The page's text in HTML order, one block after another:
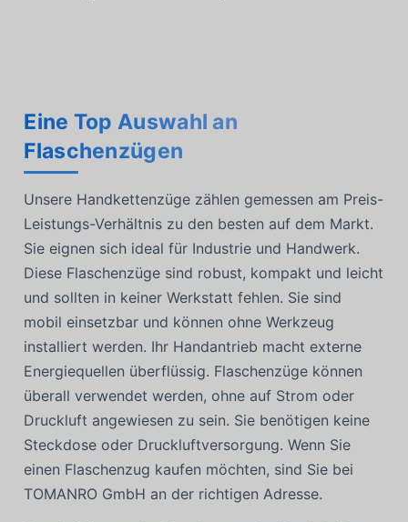
Eine Top Auswahl an
Flaschenzügen
Unsere Handkettenzüge zählen gemessen am Preis-
Leistungs-Verhältnis zu den besten auf dem Markt.
Sie eignen sich ideal für Industrie und Handwerk.
Diese Flaschenzüge sind robust, kompakt und leicht
und sollten in keiner Werkstatt fehlen. Sie sind
mobil einsetzbar und können ohne Werkzeug
installiert werden. Ihr Handantrieb macht externe
Energiequellen überflüssig. Flaschenzüge können
überall verwendet werden, ohne auf Strom oder
Druckluft angewiesen zu sein. Sie benötigen keine
Steckdose oder Druckluftversorgung. Wenn Sie
einen Flaschenzug kaufen möchten, sind Sie bei
TOMANRO GmbH an der richtigen Adresse.